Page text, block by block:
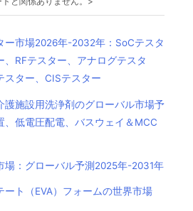
ー市場2026年-2032年：SoCテスタ
、RFテスター、アナログテスタ
スター、CISテスター
護施設用洗浄剤のグローバル市場予
、低電圧配電、バスウェイ＆MCC
場：グローバル予測2025年-2031年
ート（EVA）フォームの世界市場